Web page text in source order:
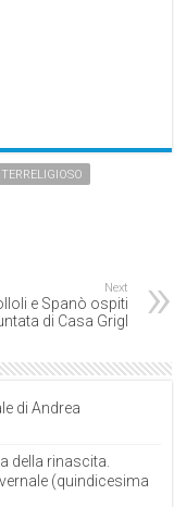
Next
e Spanò ospiti
di Casa GrigI
di Andrea
della rinascita.
(quindicesima